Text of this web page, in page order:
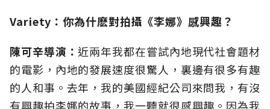
Variety：你為什麽對拍攝《李娜》感興趣？
陳可辛導演： 近兩年我都在嘗試內地現代社會題材
的電影，內地的發展速度很驚人，裏邊有很多有趣
的人和事。去年，我的美國經紀公司來問我，有沒
有興趣拍李娜的故事，我一聽就很感興趣。因為我